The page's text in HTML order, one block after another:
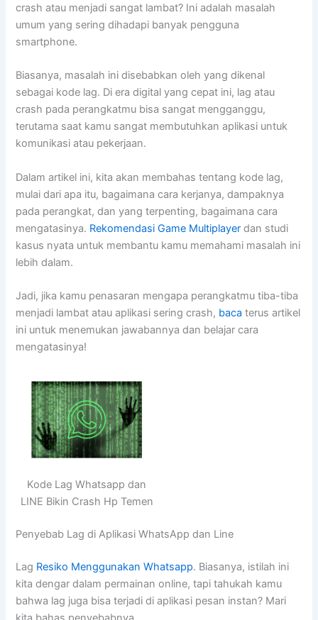
crash atau menjadi sangat lambat? Ini adalah masalah
umum yang sering dihadapi banyak pengguna
smartphone.
Biasanya, masalah ini disebabkan oleh yang dikenal
sebagai kode lag. Di era digital yang cepat ini, lag atau
crash pada perangkatmu bisa sangat mengganggu,
terutama saat kamu sangat membutuhkan aplikasi untuk
komunikasi atau pekerjaan.
Dalam artikel ini, kita akan membahas tentang kode lag,
mulai dari apa itu, bagaimana cara kerjanya, dampaknya
pada perangkat, dan yang terpenting, bagaimana cara
mengatasinya. Rekomendasi Game Multiplayer dan studi
kasus nyata untuk membantu kamu memahami masalah ini
lebih dalam.
Jadi, jika kamu penasaran mengapa perangkatmu tiba-tiba
menjadi lambat atau aplikasi sering crash, baca terus artikel
ini untuk menemukan jawabannya dan belajar cara
mengatasinya!
Kode Lag Whatsapp dan
LINE Bikin Crash Hp Temen
Penyebab Lag di Aplikasi WhatsApp dan Line
Lag Resiko Menggunakan Whatsapp. Biasanya, istilah ini
kita dengar dalam permainan online, tapi tahukah kamu
bahwa lag juga bisa terjadi di aplikasi pesan instan? Mari